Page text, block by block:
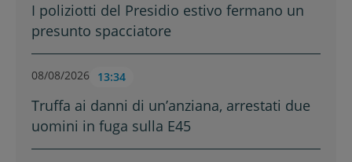
I poliziotti del Presidio estivo fermano un
presunto spacciatore
08/08/2026 13:34
Truffa ai danni di un’anziana, arrestati due
uomini in fuga sulla E45